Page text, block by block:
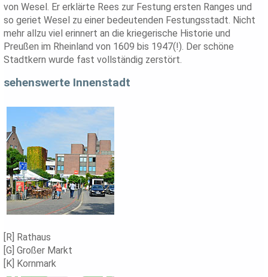
von Wesel. Er erklärte Rees zur Festung ersten Ranges und
so geriet Wesel zu einer bedeutenden Festungsstadt. Nicht
mehr allzu viel erinnert an die kriegerische Historie und
Preußen im Rheinland von 1609 bis 1947(!). Der schöne
Stadtkern wurde fast vollständig zerstört.
sehenswerte Innenstadt
[R] Rathaus
[G] Großer Markt
[K] Kornmark